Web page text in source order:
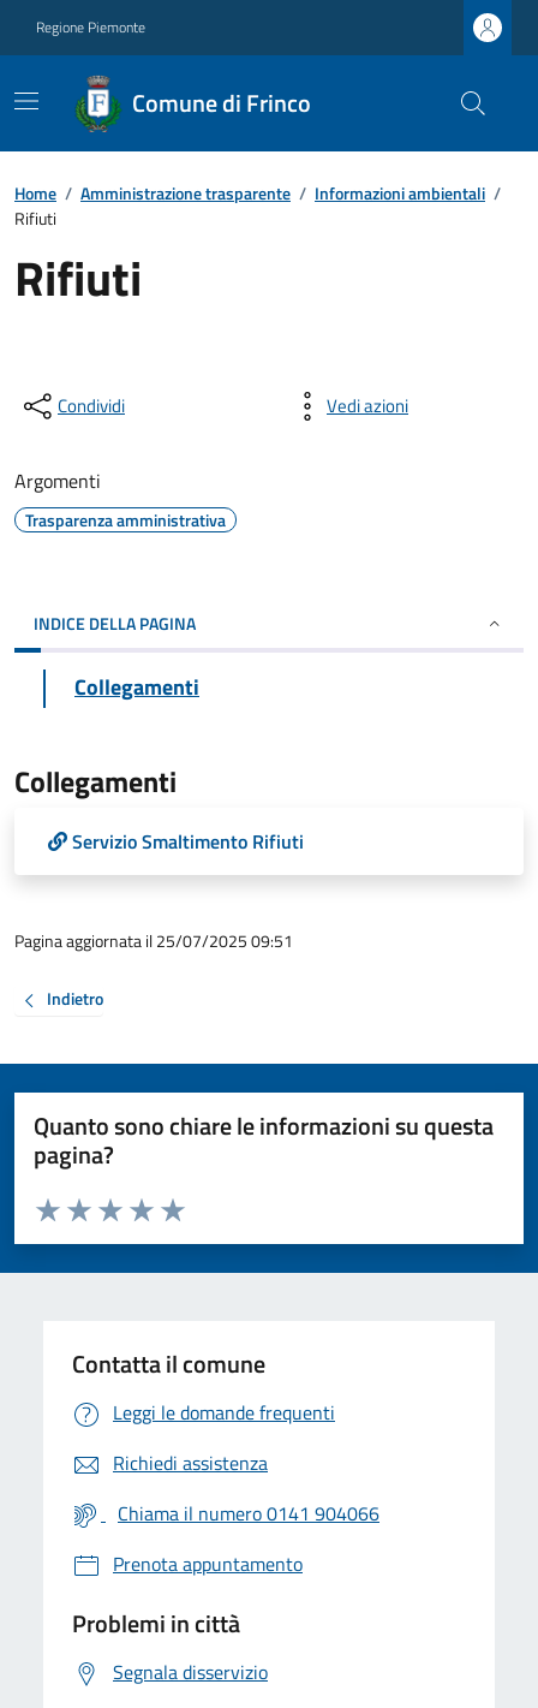
Regione Piemonte
Comune di Frinco
Home / Amministrazione trasparente / Informazioni ambientali /
Rifiuti
Rifiuti
Condividi Vedi azioni
Argomenti
Trasparenza amministrativa
INDICE DELLA PAGINA
Collegamenti
Collegamenti
Servizio Smaltimento Rifiuti
Pagina aggiornata il 25/07/2025 09:51
Indietro
Quanto sono chiare le informazioni su questa
pagina?
Valuta da 1 a 5 stelle la pagina
Valuta 5 stelle su 5
Valuta 4 stelle su 5
Valuta 3 stelle su 5
Valuta 2 stelle su 5
Valuta 1 stelle su 5
Contatta il comune
Leggi le domande frequenti
Richiedi assistenza
Chiama il numero 0141 904066
Prenota appuntamento
Problemi in città
Segnala disservizio